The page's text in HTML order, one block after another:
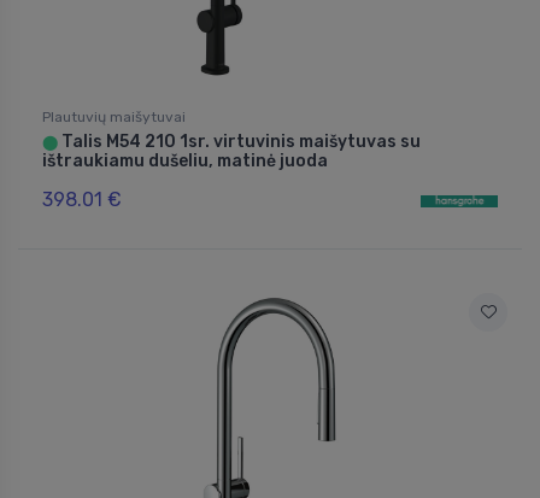
Plautuvių maišytuvai
⬤ Talis M54 210 1sr. virtuvinis maišytuvas su
ištraukiamu dušeliu, matinė juoda
398.01 €